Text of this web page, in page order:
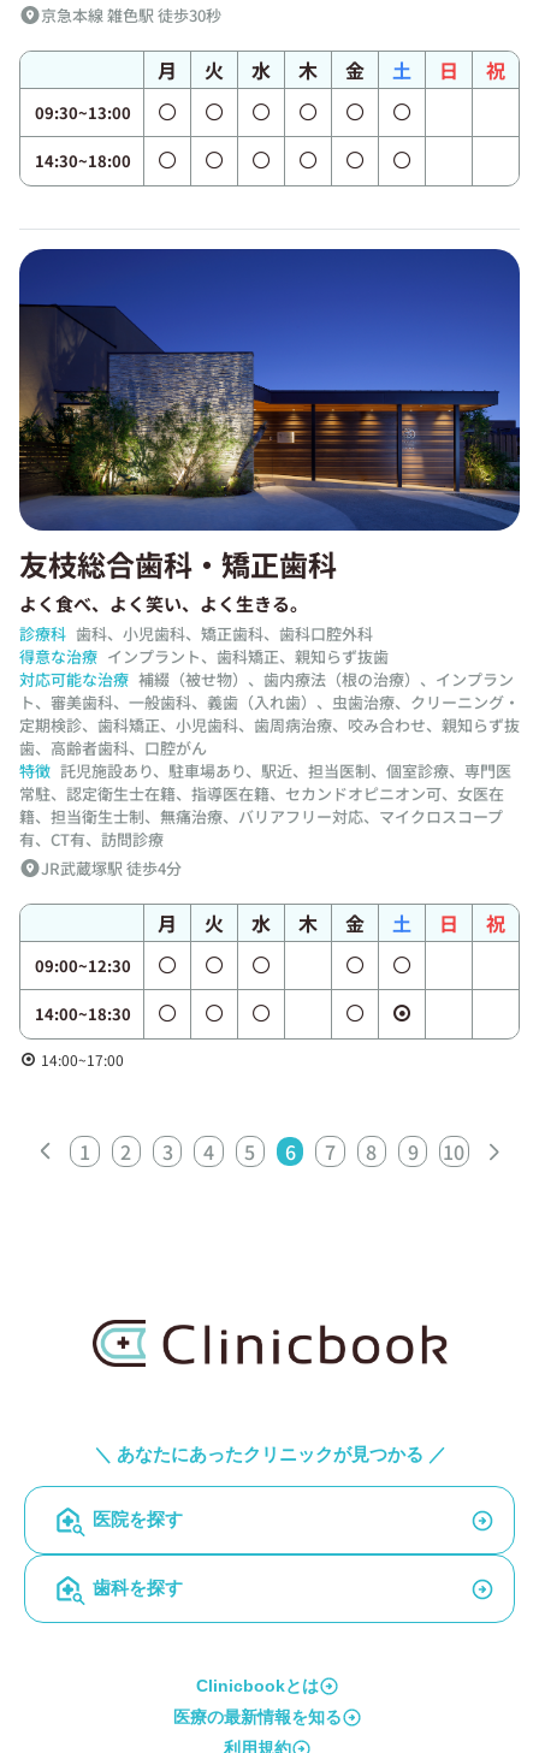
京急本線 雑色駅 徒歩30秒
月 火 水 木 金 土 日 祝
09:30~13:00
14:30~18:00
友枝総合歯科・矯正歯科
よく食べ、よく笑い、よく生きる。
診療科 歯科、小児歯科、矯正歯科、歯科口腔外科
得意な治療 インプラント、歯科矯正、親知らず抜歯
対応可能な治療 補綴（被せ物）、歯内療法（根の治療）、インプラン
ト、審美歯科、一般歯科、義歯（入れ歯）、虫歯治療、クリーニング・
定期検診、歯科矯正、小児歯科、歯周病治療、咬み合わせ、親知らず抜
歯、高齢者歯科、口腔がん
特徴 託児施設あり、駐車場あり、駅近、担当医制、個室診療、専門医
常駐、認定衛生士在籍、指導医在籍、セカンドオピニオン可、女医在
籍、担当衛生士制、無痛治療、バリアフリー対応、マイクロスコープ
有、CT有、訪問診療
JR武蔵塚駅 徒歩4分
月 火 水 木 金 土 日 祝
09:00~12:30
14:00~18:30
14:00~17:00
1 2 3 4 5 6 7 8 9 10
＼ あなたにあったクリニックが見つかる ／
医院を探す
歯科を探す
Clinicbookとは
医療の最新情報を知る
利用規約